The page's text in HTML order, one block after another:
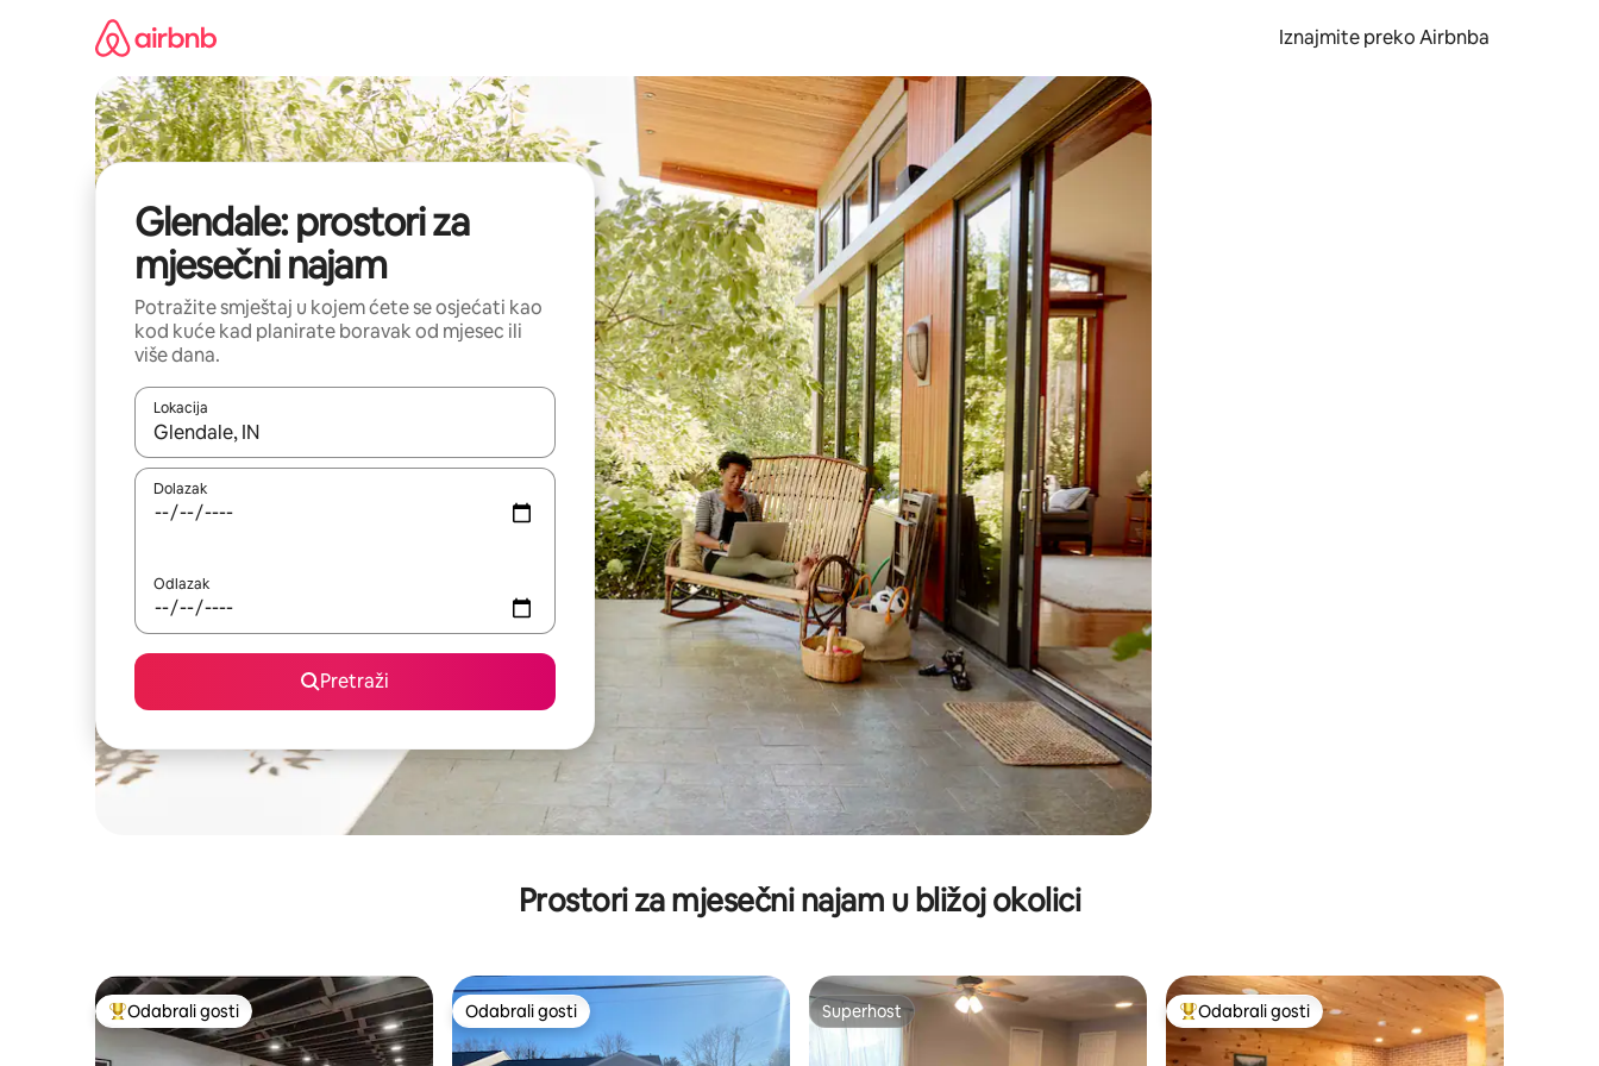
Iznajmite preko Airbnba
Glendale: prostori za
mjesečni najam
Potražite smještaj u kojem ćete se osjećati kao
kod kuće kad planirate boravak od mjesec ili
više dana.
Lokacija
Kada budu dostupni rezultati, moći ćete ih pregledati koristeći se strelicama prema gore i prema dolje, kao i dodirom ili prelaskom prstom po zaslonu.
Dolazak
Odlazak
Pretraži
Prostori za mjesečni najam u bližoj okolici
Među najviše rangiranima s oznakom „Odabrali gosti”
Odabrali gosti Odabrali gosti
Odabrali gosti Superhost
Superhost Među najviše rangiranima s oznakom „Odabrali gosti”
Odabrali gosti